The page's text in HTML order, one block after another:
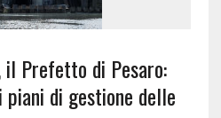
il Prefetto di Pesaro:
piani di gestione delle